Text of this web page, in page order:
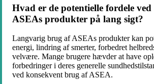
Hvad er de potentielle fordele
ASEAs produkter på lang sigt?
Langvarig brug af ASEAs produkter kan
energi, lindring af smerter, forbedret
velvære. Mange brugere hævder at have
forbedringer i deres generelle
ved konsekvent brug af ASEA.